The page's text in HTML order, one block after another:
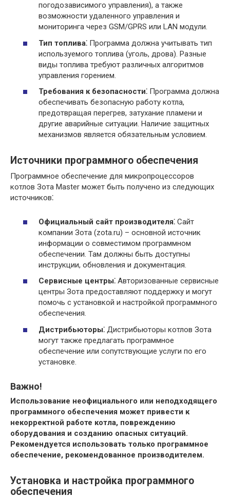
погодозависимого управления), а также
возможности удаленного управления и
мониторинга через GSM/GPRS или LAN модули.
Тип топлива⁚ Программа должна учитывать тип
используемого топлива (уголь, дрова). Разные
виды топлива требуют различных алгоритмов
управления горением.
Требования к безопасности⁚ Программа должна
обеспечивать безопасную работу котла,
предотвращая перегрев, затухание пламени и
другие аварийные ситуации. Наличие защитных
механизмов является обязательным условием.
Источники программного обеспечения
Программное обеспечение для микропроцессоров
котлов Зота Master может быть получено из следующих
источников⁚
Официальный сайт производителя⁚ Сайт
компании Зота (zota.ru) – основной источник
информации о совместимом программном
обеспечении. Там должны быть доступны
инструкции, обновления и документация.
Сервисные центры⁚ Авторизованные сервисные
центры Зота предоставляют поддержку и могут
помочь с установкой и настройкой программного
обеспечения.
Дистрибьюторы⁚ Дистрибьюторы котлов Зота
могут также предлагать программное
обеспечение или сопутствующие услуги по его
установке.
Важно!
Использование неофициального или неподходящего
программного обеспечения может привести к
некорректной работе котла, повреждению
оборудования и созданию опасных ситуаций.
Рекомендуется использовать только программное
обеспечение, рекомендованное производителем.
Установка и настройка программного
обеспечения